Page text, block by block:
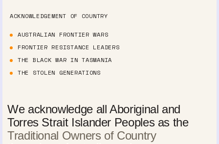
ACKNOWLEDGEMENT OF COUNTRY
AUSTRALIAN FRONTIER WARS
FRONTIER RESISTANCE LEADERS
THE BLACK WAR IN TASMANIA
THE STOLEN GENERATIONS
We acknowledge all Aboriginal and
Torres Strait Islander Peoples as the
Traditional Owners of Country